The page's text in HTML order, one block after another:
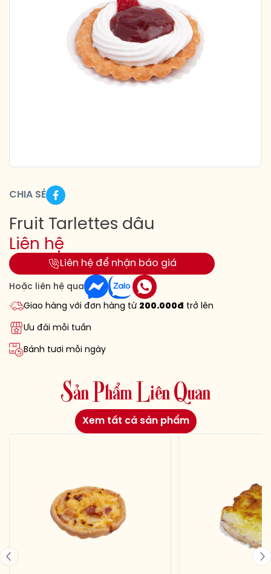
CHIA SẺ
Fruit Tarlettes dâu
Liên hệ
Liên hệ để nhận báo giá
Hoặc liên hệ qua
Giao hàng với đơn hàng từ 200.000đ trở lên
Ưu đãi mỗi tuần
Bánh tươi mỗi ngày
Sản Phẩm Liên Quan
Xem tất cả sản phẩm